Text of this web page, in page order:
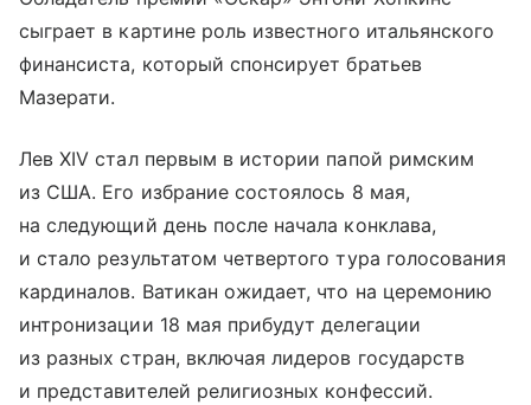
сыграет в картине роль известного итальянского
финансиста, который спонсирует братьев
Мазерати.
Лев XIV стал первым в истории папой римским
из США. Его избрание состоялось 8 мая,
на следующий день после начала конклава,
и стало результатом четвертого тура голосования
кардиналов. Ватикан ожидает, что на церемонию
интронизации 18 мая прибудут делегации
из разных стран, включая лидеров государств
и представителей религиозных конфессий.